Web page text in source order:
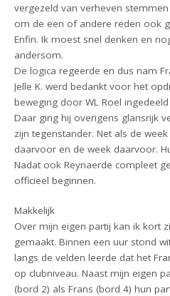
vergezeld van verheven
om de een of andere reden ook
Enfin. Ik moest snel denken en
andersom.
De logica regeerde en dus nam
Jelle K. werd bedankt voor het
beweging door WL Roel
Daar ging hij overigens glansrijk
zijn tegenstander. Net als de
daarvoor en de week daarvoor.
Nadat ook Reynaerde compleet
officieel beginnen.
Makkelijk
Over mijn eigen partij kan ik kort
gemaakt. Binnen een uur stond
langs de velden leerde dat het
op clubniveau. Naast mijn eigen
(bord 2) als Frans (bord 4) hun